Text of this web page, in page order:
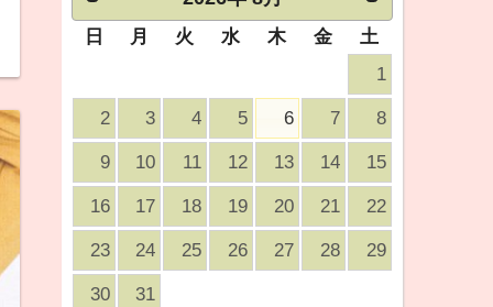
日 月 火 水 木 金
土
1
2 3 4 5 6 7 8
9 10 11 12 13 14 15
16 17 18 19 20 21 22
23 24 25 26 27 28 29
30 31